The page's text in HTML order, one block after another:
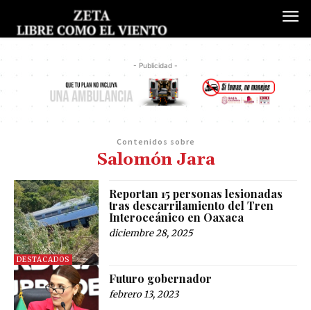
- Publicidad -
Contenidos sobre
Salomón Jara
DESTACADOS
Reportan 15 personas lesionadas
tras descarrilamiento del Tren
Interoceánico en Oaxaca
diciembre 28, 2025
Futuro gobernador
febrero 13, 2023